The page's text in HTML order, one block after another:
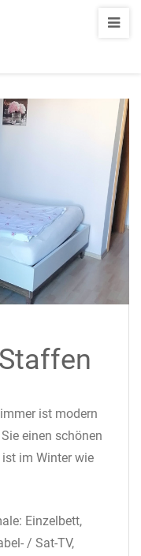
ist modern
einen schönen
im Winter wie
Einzelbett,
/ Sat-TV,